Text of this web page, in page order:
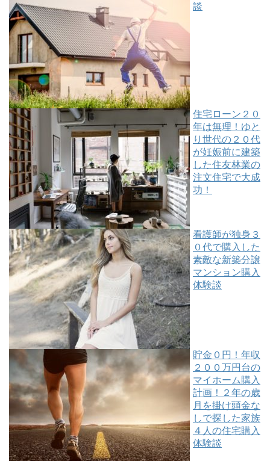
談
住宅ローン２０
年は無理！ゆと
り世代の２０代
が妊娠前に建築
した住友林業の
注文住宅で大成
功！
看護師が独身３
０代で購入した
素敵な新築分譲
マンション購入
体験談
貯金０円！年収
２００万円台の
マイホーム購入
計画！２年の歳
月を掛け頭金な
しで探した家族
４人の住宅購入
体験談